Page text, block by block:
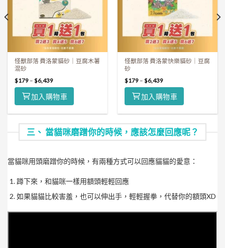
怪獸部落 費洛蒙貓砂｜豆腐木薯
混砂
$179 –$6,439
加入購物車
怪獸部落 費洛蒙快樂貓砂｜豆腐
砂
$179 –$6,439
加入購物車
三、 當貓咪磨蹭你的時候，應該怎麼回應呢？
當貓咪用頭磨蹭你的時候，有兩種方式可以回應貓貓的愛意：
蹲下來，和貓咪一樣用額頭輕輕回應
如果貓貓比較害羞，也可以伸出手，輕輕握拳，代替你的額頭XD